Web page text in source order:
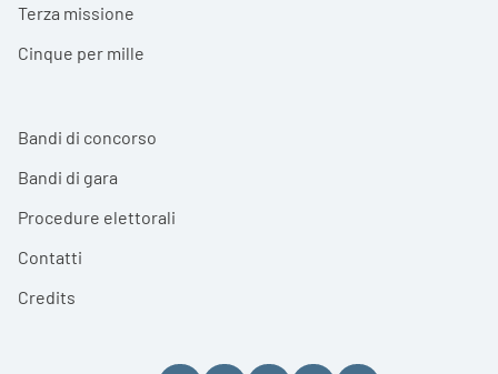
Terza missione
Cinque per mille
Bandi di concorso
Bandi di gara
Procedure elettorali
Contatti
Credits